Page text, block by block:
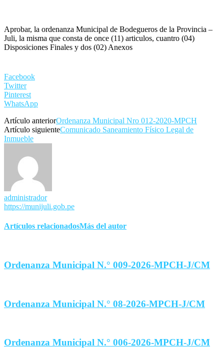
Aprobar, la ordenanza Municipal de Bodegueros de la Provincia –
Juli, la misma que consta de once (11) articulos, cuantro (04)
Disposiciones Finales y dos (02) Anexos
Facebook
Twitter
Pinterest
WhatsApp
Artículo anteriorOrdenanza Municipal Nro 012-2020-MPCH
Artículo siguienteComunicado Saneamiento Físico Legal de
Inmueble
administrador
https://munijuli.gob.pe
Artículos relacionadosMás del autor
Ordenanza Municipal N.° 009-2026-MPCH-J/CM
Ordenanza Municipal N.° 08-2026-MPCH-J/CM
Ordenanza Municipal N.° 006-2026-MPCH-J/CM